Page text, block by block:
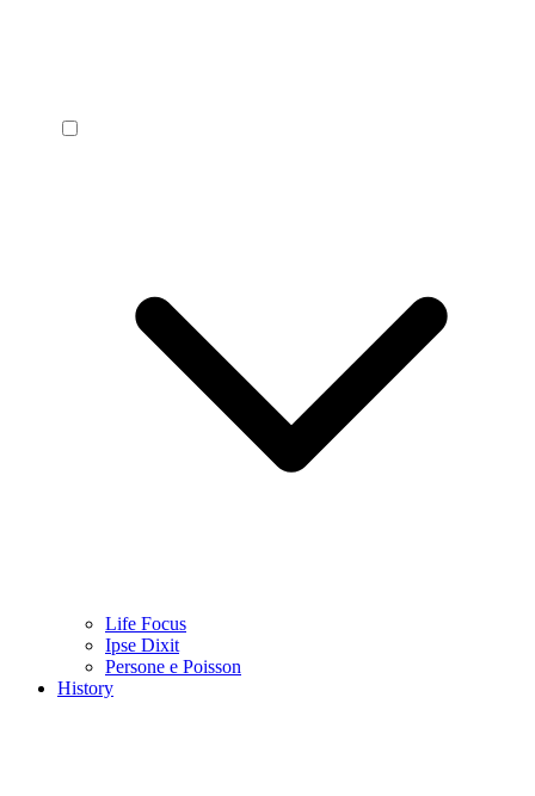
Life Focus
Ipse Dixit
Persone e Poisson
History